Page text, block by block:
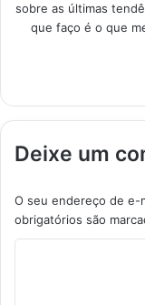
sobre as últimas
que faço é o que
Deixe um
O seu endereço de e-
obrigatórios são